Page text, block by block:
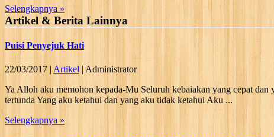
Selengkapnya »
Artikel & Berita Lainnya
Puisi Penyejuk Hati
22/03/2017 |Artikel| Administrator
Ya Alloh aku memohon kepada-Mu Seluruh kebaiakan yang cepat
tertunda Yang aku ketahui dan yang aku tidak ketahui Aku ...
Selengkapnya »